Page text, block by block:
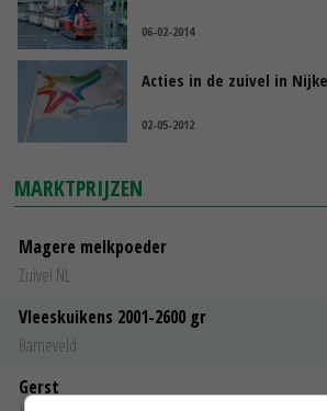
06-02-2014
Acties in de zuivel in
02-05-2012
MARKTPRIJZEN
Magere melkpoeder
Zuivel NL
Vleeskuikens 2001-2600 gr
Barneveld
Gerst